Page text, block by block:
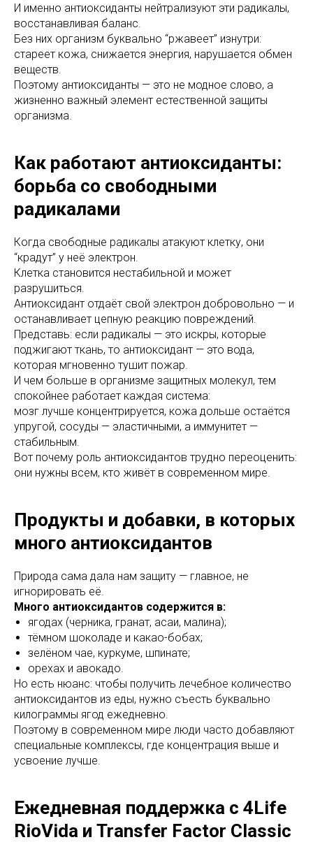
И именно антиоксиданты нейтрализуют эти радикалы,
восстанавливая баланс.
Без них организм буквально “ржавеет” изнутри:
стареет кожа, снижается энергия, нарушается обмен
веществ.
Поэтому антиоксиданты — это не модное слово, а
жизненно важный элемент естественной защиты
организма.
Как работают антиоксиданты:
борьба со свободными
радикалами
Когда свободные радикалы атакуют клетку, они
“крадут” у неё электрон.
Клетка становится нестабильной и может
разрушиться.
Антиоксидант отдаёт свой электрон добровольно — и
останавливает цепную реакцию повреждений.
Представь: если радикалы — это искры, которые
поджигают ткань, то антиоксидант — это вода,
которая мгновенно тушит пожар.
И чем больше в организме защитных молекул, тем
спокойнее работает каждая система:
мозг лучше концентрируется, кожа дольше остаётся
упругой, сосуды — эластичными, а иммунитет —
стабильным.
Вот почему роль антиоксидантов трудно переоценить:
они нужны всем, кто живёт в современном мире.
Продукты и добавки, в которых
много антиоксидантов
Природа сама дала нам защиту — главное, не
игнорировать её.
Много антиоксидантов содержится в:
ягодах (черника, гранат, асаи, малина);
тёмном шоколаде и какао-бобах;
зелёном чае, куркуме, шпинате;
орехах и авокадо.
Но есть нюанс: чтобы получить лечебное количество
антиоксидантов из еды, нужно съесть буквально
килограммы ягод ежедневно.
Поэтому в современном мире люди часто добавляют
специальные комплексы, где концентрация выше и
усвоение лучше.
Ежедневная поддержка с 4Life
RioVida и Transfer Factor Classic